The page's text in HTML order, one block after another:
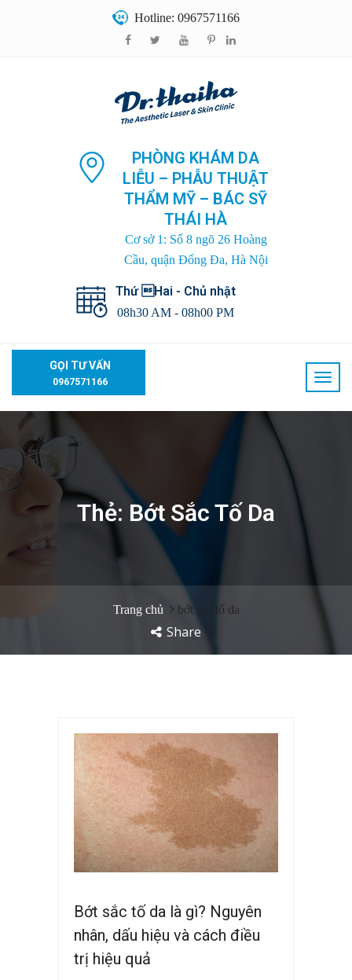
Hotline: 0967571166
PHÒNG KHÁM DA
LIỄU – PHẪU THUẬT
THẨM MỸ – BÁC SỸ
THÁI HÀ
Cơ sở 1: Số 8 ngõ 26 Hoàng
Cầu, quận Đống Đa, Hà Nội
Thứ Hai - Chủ nhật
08h30 AM - 08h00 PM
GỌI TƯ VẤN
0967571166
Thẻ: Bớt Sắc Tố Da
Trang chủ bớt sắc tố da
Share
Bớt sắc tố da là gì? Nguyên
nhân, dấu hiệu và cách điều
trị hiệu quả